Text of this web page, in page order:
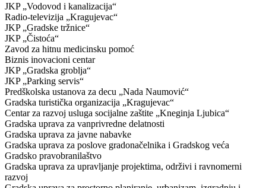
JKP „Vodovod i kanalizacija“
Radio-televizija „Kragujevac“
JKP „Gradske tržnice“
JKP „Čistoća“
Zavod za hitnu medicinsku pomoć
Biznis inovacioni centar
JKP „Gradska groblja“
JKP „Parking servis“
Predškolska ustanova za decu „Nada Naumović“
Gradska turistička organizacija „Kragujevac“
Centar za razvoj usluga socijalne zaštite „Kneginja Ljubica“
Gradska uprava za vanprivredne delatnosti
Gradska uprava za javne nabavke
Gradska uprava za poslove gradonačelnika i Gradskog veća
Gradsko pravobranilaštvo
Gradska uprava za upravljanje projektima, održivi i ravnomerni
razvoj